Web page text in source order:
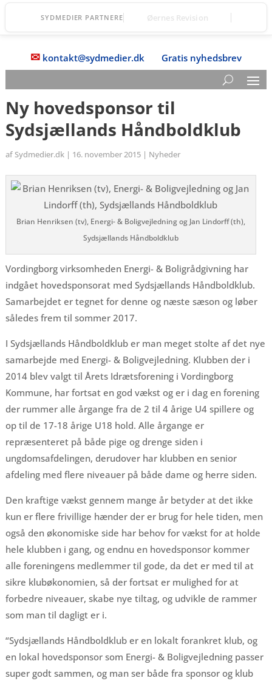
SYDMEDIER PARTNERE Vordingborg Fri Fagskole
✉ kontakt@sydmedier.dk Gratis nyhedsbrev
Ny hovedsponsor til
Sydsjællands Håndboldklub
af Sydmedier.dk| 16. november 2015| Nyheder
Brian Henriksen (tv), Energi- & Boligvejledning og Jan Lindorff (th),
Sydsjællands Håndboldklub
Vordingborg virksomheden Energi- & Boligrådgivning har
indgået hovedsponsorat med Sydsjællands Håndboldklub.
Samarbejdet er tegnet for denne og næste sæson og løber
således frem til sommer 2017.
I Sydsjællands Håndboldklub er man meget stolte af det nye
samarbejde med Energi- & Boligvejledning. Klubben der i
2014 blev valgt til Årets Idrætsforening i Vordingborg
Kommune, har fortsat en god vækst og er i dag en forening
der rummer alle årgange fra de 2 til 4 årige U4 spillere og
op til de 17-18 årige U18 hold. Alle årgange er
repræsenteret på både pige og drenge siden i
ungdomsafdelingen, derudover har klubben en senior
afdeling med flere niveauer på både dame og herre siden.
Den kraftige vækst gennem mange år betyder at det ikke
kun er flere frivillige hænder der er brug for hele tiden, men
også den økonomiske side har behov for vækst for at holde
hele klubben i gang, og endnu en hovedsponsor kommer
alle foreningens medlemmer til gode, da det er med til at
sikre klubøkonomien, så der fortsat er mulighed for at
forbedre niveauer, skabe nye tiltag, og udvikle de rammer
som man til dagligt er i.
“Sydsjællands Håndboldklub er en lokalt forankret klub, og
en lokal hovedsponsor som Energi- & Boligvejledning passer
super godt sammen, og man ser både fra sponsor og klub